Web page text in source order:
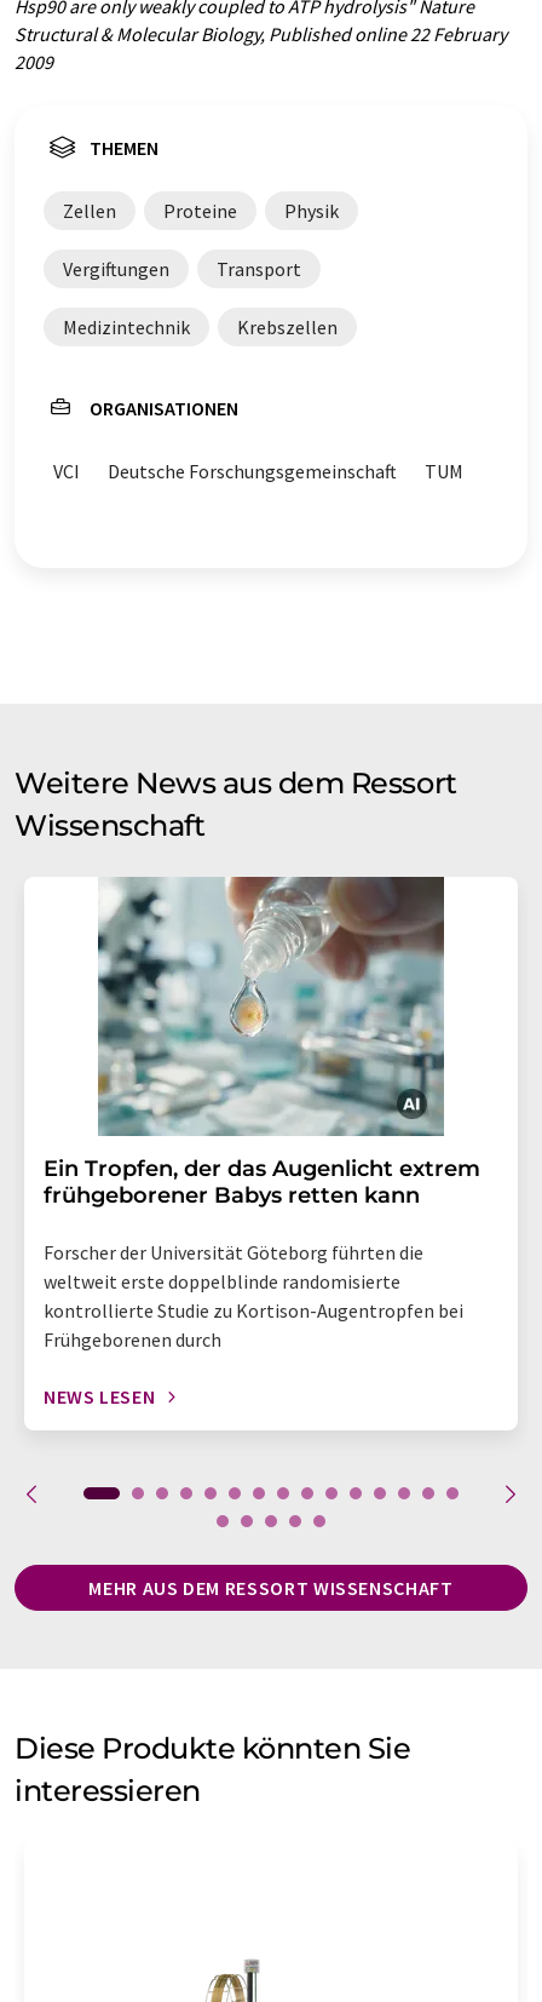
Hsp90 are only weakly coupled to ATP hydrolysis" Nature
Structural & Molecular Biology, Published online 22 February
2009
THEMEN
Zellen Proteine Physik
Vergiftungen Transport
Medizintechnik Krebszellen
ORGANISATIONEN
VCI Deutsche Forschungsgemeinschaft TUM
Weitere News aus dem Ressort
Wissenschaft
Ein Tropfen, der das Augenlicht extrem
frühgeborener Babys retten kann
Forscher der Universität Göteborg führten die
weltweit erste doppelblinde randomisierte
kontrollierte Studie zu Kortison-Augentropfen bei
Frühgeborenen durch
NEWS LESEN
MEHR AUS DEM RESSORT WISSENSCHAFT
Diese Produkte könnten Sie
interessieren